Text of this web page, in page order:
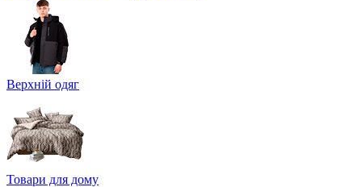
Верхній одяг
Товари для дому